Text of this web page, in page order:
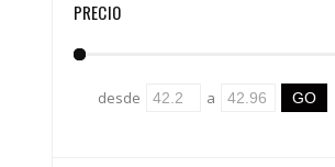
PRECIO
desde a